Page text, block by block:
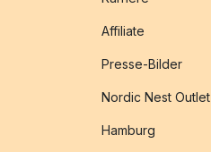
Affiliate
Presse-Bilder
Nordic Nest Outlet
Hamburg